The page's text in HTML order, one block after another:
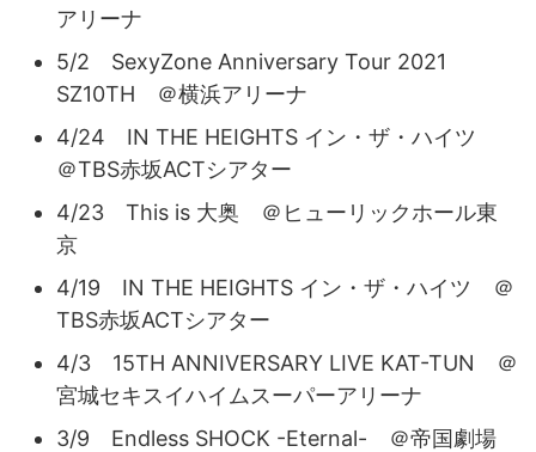
アリーナ
5/2 SexyZone Anniversary Tour 2021
SZ10TH ＠横浜アリーナ
4/24 IN THE HEIGHTS イン・ザ・ハイツ
＠TBS赤坂ACTシアター
4/23 This is 大奥 ＠ヒューリックホール東
京
4/19 IN THE HEIGHTS イン・ザ・ハイツ ＠
TBS赤坂ACTシアター
4/3 15TH ANNIVERSARY LIVE KAT-TUN ＠
宮城セキスイハイムスーパーアリーナ
3/9 Endless SHOCK -Eternal- ＠帝国劇場